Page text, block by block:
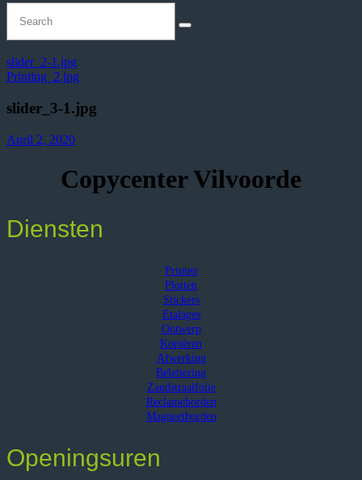
slider_2-1.jpg
Printing_2.jpg
slider_3-1.jpg
April 2, 2020
Copycenter Vilvoorde
Diensten
Printen
Plotten
Stickers
Etalages
Ontwerp
Kopiëren
Afwerking
Belettering
Zandstraalfolie
Reclameborden
Magneetborden
Openingsuren